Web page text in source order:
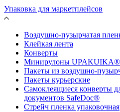
Упаковка для маркетплейсов
Воздушно-пузырчатая
Клейкая лента
Конверты
Минирулоны UPAKUIKA®
Пакеты из воздушно-
Пакеты курьерские
Самоклеящиеся конверты
документов SafeDoc®
Стрейч пленка упаковочная